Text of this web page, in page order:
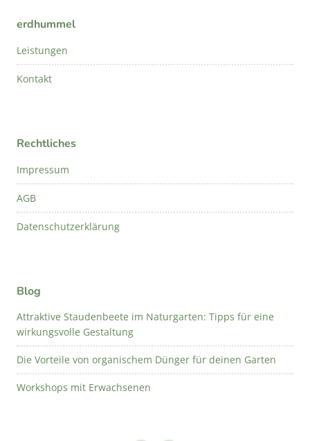
erdhummel
Leistungen
Kontakt
Rechtliches
Impressum
AGB
Datenschutzerklärung
Blog
Attraktive Staudenbeete im Naturgarten: Tipps für eine
wirkungsvolle Gestaltung
Die Vorteile von organischem Dünger für deinen Garten
Workshops mit Erwachsenen